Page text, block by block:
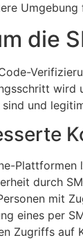
Umgebung
die
wird
und
Plattformen
durch
mit
eines per
Zugriffs auf